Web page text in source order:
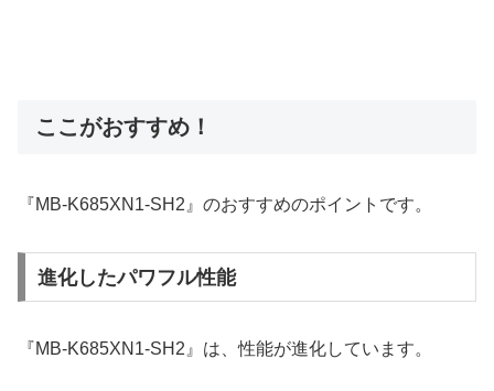
ここがおすすめ！
『MB-K685XN1-SH2』のおすすめのポイントです。
進化したパワフル性能
『MB-K685XN1-SH2』は、性能が進化しています。